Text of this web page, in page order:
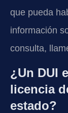
que pueda
información
consulta,
¿Un DUI
licencia
estado?